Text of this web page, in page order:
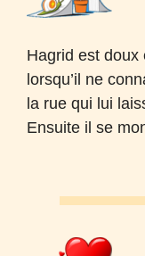
Hagrid est doux
lorsqu’il ne
la rue qui lui
Ensuite il se